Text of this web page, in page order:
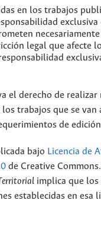
en los trabajos
exclusiva
legal que afecte
el derecho de realizar
trabajos que se van
de
bajo Licencia de
de Creative
implica que los
establecidas en esa